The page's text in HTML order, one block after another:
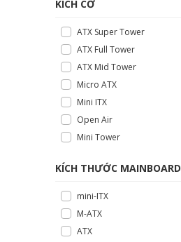
KÍCH CỠ
ATX Super Tower
ATX Full Tower
ATX Mid Tower
Micro ATX
Mini ITX
Open Air
Mini Tower
KÍCH THƯỚC MAINBOARD
mini-ITX
M-ATX
ATX